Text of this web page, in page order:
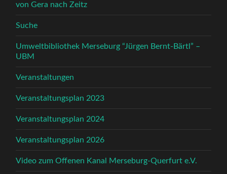
von Gera nach Zeitz
Suche
Umweltbibliothek Merseburg “Jürgen Bernt-Bärtl” –
UBM
Veranstaltungen
Veranstaltungsplan 2023
Veranstaltungsplan 2024
Veranstaltungsplan 2026
Video zum Offenen Kanal Merseburg-Querfurt e.V.